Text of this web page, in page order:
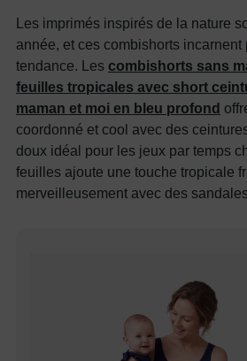
Les imprimés inspirés de la nature
année, et ces combishorts incarnent
tendance. Les combishorts sans
feuilles tropicales avec short
maman et moi en bleu profond
coordonné et cool avec des
doux idéal pour les jeux par temps
feuilles ajoute une touche tropicale
merveilleusement avec des